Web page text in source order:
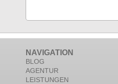
NAVIGATION
BLOG
AGENTUR
LEISTUNGEN